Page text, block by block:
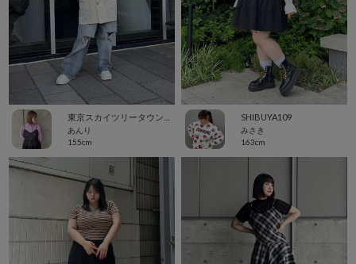
あんり
155cm
SHIBUYA109
みさき
163cm